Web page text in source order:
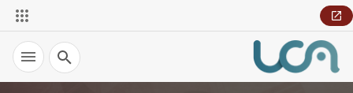
Recherche